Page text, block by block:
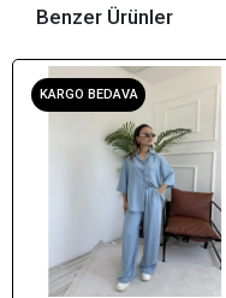
Benzer Ürünler
KARGO BEDAVA